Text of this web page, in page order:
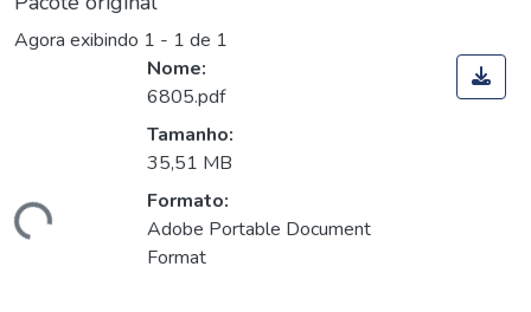
Agora exibindo 1 - 1 de 1
Nome:
6805.pdf
Tamanho:
35,51 MB
Formato:
Adobe Portable Document
Format